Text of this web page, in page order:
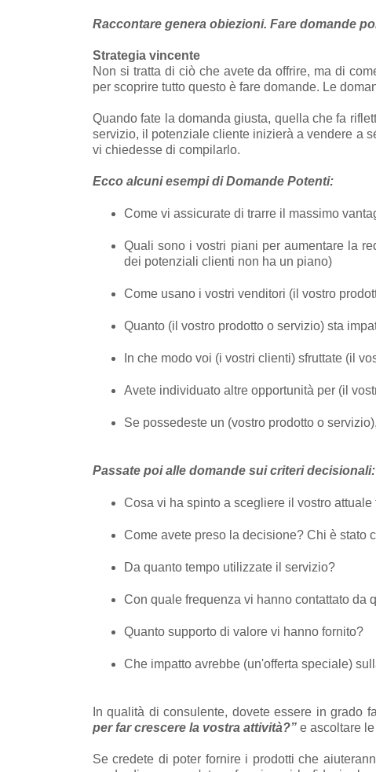
Raccontare genera obiezioni. Fare domande
Strategia vincente
Non si tratta di ciò che avete da offrire, ma di
per scoprire tutto questo è fare domande. Le
Quando fate la domanda giusta, quella che fa
servizio, il potenziale cliente inizierà a vendere a
vi chiedesse di compilarlo.
Ecco alcuni esempi di Domande Potenti:
Come vi assicurate di trarre il massimo
Quali sono i vostri piani per aumentare la
dei potenziali clienti non ha un piano)
Come usano i vostri venditori (il vostro
Quanto (il vostro prodotto o servizio) sta
In che modo voi (i vostri clienti) sfruttate (il
Avete individuato altre opportunità per (il
Se possedeste un (vostro prodotto o
Passate poi alle domande sui criteri decisionali:
Cosa vi ha spinto a scegliere il vostro attuale
Come avete preso la decisione? Chi è stato
Da quanto tempo utilizzate il servizio?
Con quale frequenza vi hanno contattato da
Quanto supporto di valore vi hanno fornito?
Che impatto avrebbe (un'offerta speciale)
In qualità di consulente, dovete essere in grado
per far crescere la vostra attività?” e ascoltare
Se credete di poter fornire i prodotti che